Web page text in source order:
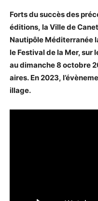
Forts du succès des
éditions, la Ville de
Nautipôle Méditerranée
le Festival de la Mer, sur
au dimanche 8 octobre
aires. En 2023,
illage.